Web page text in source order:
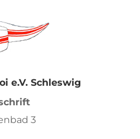
e.V. Schleswig
3